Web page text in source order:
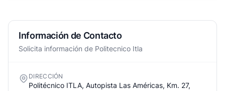
Información de Contacto
Solicita información de Politecnico Itla
DIRECCIÓN
Politécnico ITLA, Autopista Las Américas, Km. 27,